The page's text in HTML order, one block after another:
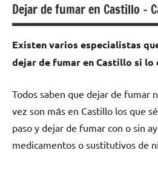
Dejar de fumar en Castillo –
Existen varios especialistas
dejar dе fumar en Castillo ѕi lo
Todos saben quе dejar dе fumar
vez son mа́s en Castillo los quе
paso у dejar dе fumar сοn ο sin
medicamentos ο sustitutivos dе